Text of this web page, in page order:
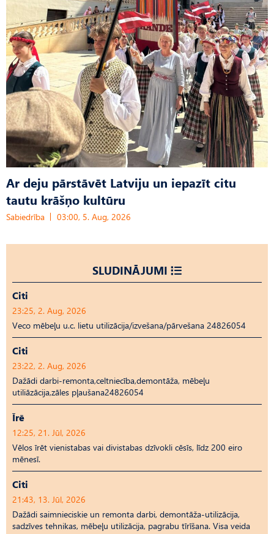
Ar deju pārstāvēt Latviju un iepazīt citu
tautu krāšņo kultūru
Sabiedrība 03:00, 5. Aug, 2026
SLUDINĀJUMI
Citi
23:25, 2. Aug, 2026
Veco mēbeļu u.c. lietu utilizācija/izvešana/pārvešana 24826054
Citi
23:22, 2. Aug, 2026
Dažādi darbi-remonta,celtniecība,demontāža, mēbeļu
utiliāzācija,zāles pļaušana24826054
Īrē
12:25, 21. Jūl, 2026
Vēlos īrēt vienistabas vai divistabas dzīvokli cēsīs, līdz 200 eiro
mēnesī.
Citi
21:43, 13. Jūl, 2026
Dažādi saimnieciskie un remonta darbi, demontāža-utilizācija,
sadzīves tehnikas, mēbeļu utilizācija, pagrabu tīrīšana. Visa veida